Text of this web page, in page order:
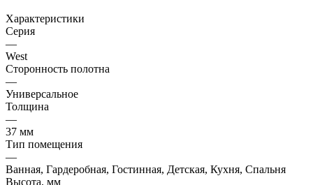
Характеристики
Серия
—
West
Сторонность полотна
—
Универсальное
Толщина
—
37 мм
Тип помещения
—
Ванная, Гардеробная, Гостинная, Детская, Кухня, Спальня
Высота, мм